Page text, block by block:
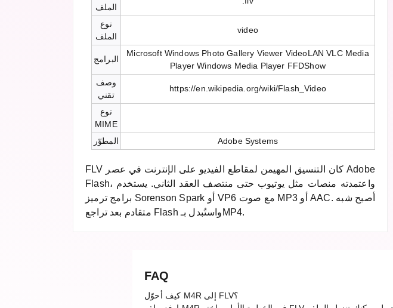
الملف
نوع
الملف
video
البرامج
Microsoft Windows Photo Gallery Viewer VideoLAN VLC Media
Player Windows Media Player FFDShow
وصف
تقني
https://en.wikipedia.org/wiki/Flash_Video
نوع
MIME
المطوّر
Adobe Systems
FLV كان التنسيق المهيمن لمقاطع الفيديو على الإنترنت في عصر Adobe
Flash، واعتمدته منصات مثل يوتيوب حتى منتصف العقد الثاني. يستخدم
برامج ترميز Sorenson Spark أو VP6 مع صوت MP3 أو AAC. أصبح شبه
متقادم بعد تراجع Flash واستُبدل بـMP4.
FAQ
كيف أحوّل M4R إلى FLV؟